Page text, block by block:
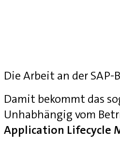
Die Arbeit an der
Damit bekommt das
Unhabhängig vom
Application Lifecycle